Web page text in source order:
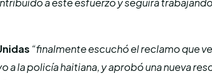
“finalmente escuchó el reclamo que
la policía haitiana, y aprobó una nueva